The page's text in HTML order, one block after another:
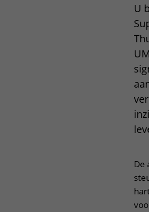
U
De